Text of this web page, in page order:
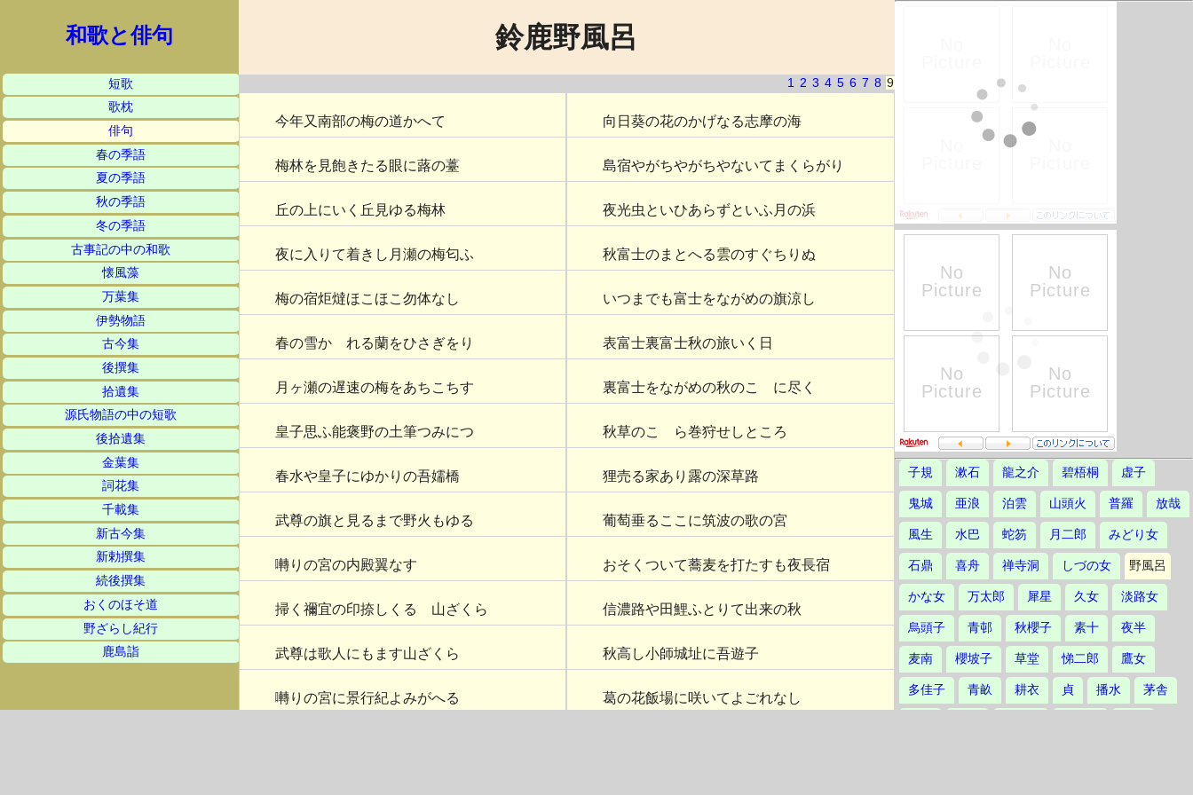
和歌と俳句
短歌
歌枕
俳句
春の季語
夏の季語
秋の季語
冬の季語
古事記の中の和歌
懐風藻
万葉集
伊勢物語
古今集
後撰集
拾遺集
源氏物語の中の短歌
後拾遺集
金葉集
詞花集
千載集
新古今集
新勅撰集
続後撰集
おくのほそ道
野ざらし紀行
鹿島詣
鈴鹿野風呂
1 2 3 4 5 6 7 8 9
今年又南部の梅の道かへて
梅林を見飽きたる眼に蕗の薹
丘の上にいく丘見ゆる梅林
夜に入りて着きし月瀬の梅匂ふ
梅の宿炬燵ほこほこ勿体なし
春の雪かゝれる蘭をひさぎをり
月ヶ瀬の遅速の梅をあちこちす
皇子思ふ能褒野の土筆つみにつゝ
春水や皇子にゆかりの吾嬬橋
武尊の旗と見るまで野火もゆる
囀りの宮の内殿翼なす
掃く禰宜の印捺しくるゝ山ざくら
武尊は歌人にもます山ざくら
囀りの宮に景行紀よみがへる
向日葵の花のかげなる志摩の海
島宿やがちやがちやないてまくらがり
夜光虫といひあらずといふ月の浜
秋富士のまとへる雲のすぐちりぬ
いつまでも富士をながめの旗涼し
表富士裏富士秋の旅いく日
裏富士をながめの秋のこゝに尽く
秋草のこゝら巻狩せしところ
狸売る家あり露の深草路
葡萄垂るここに筑波の歌の宮
おそくついて蕎麦を打たすも夜長宿
信濃路や田鯉ふとりて出来の秋
秋高し小師城址に吾遊子
葛の花飯場に咲いてよごれなし
子規 漱石 龍之介 碧梧桐 虚子
鬼城 亜浪 泊雲 山頭火 普羅 放哉
風生 水巴 蛇笏 月二郎 みどり女
石鼎 喜舟 禅寺洞 しづの女 野風呂
かな女 万太郎 犀星 久女 淡路女
烏頭子 青邨 秋櫻子 素十 夜半
麦南 櫻坡子 草堂 悌二郎 鷹女
多佳子 青畝 耕衣 貞 播水 茅舎